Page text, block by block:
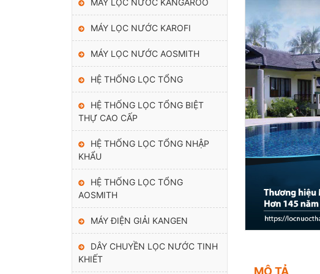
MÁY LỌC NƯỚC KAROFI
MÁY LỌC NƯỚC AOSMITH
HỆ THỐNG LỌC TỔNG
HỆ THỐNG LỌC TỔNG BIỆT
THỰ CAO CẤP
HỆ THỐNG LỌC TỔNG NHẬP
KHẨU
HỆ THỐNG LỌC TỔNG
AOSMITH
MÁY ĐIỆN GIẢI KANGEN
DÂY CHUYỀN LỌC NƯỚC TINH
KHIẾT